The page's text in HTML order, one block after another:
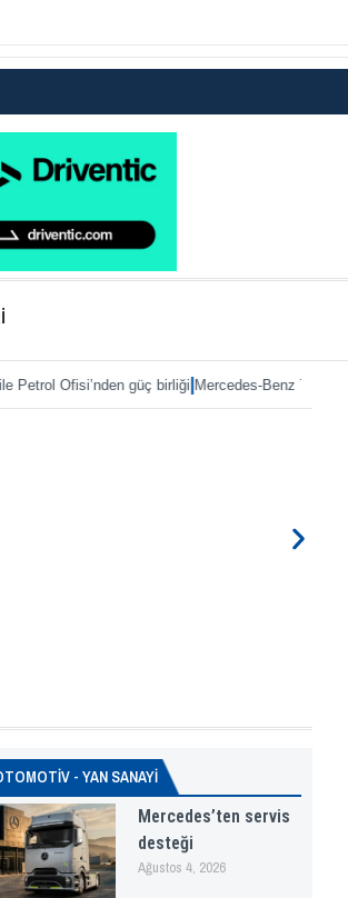
güç birliği|Mercedes-Benz Türk’te Heiko
- YAN SANAYİ
Mercedes’ten servis
desteği
Ağustos 4, 2026